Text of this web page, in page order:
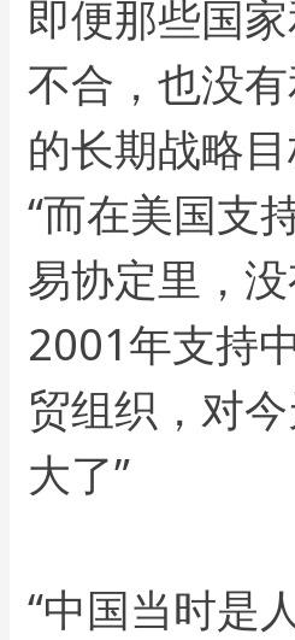
即便那些国
不合，也没
的长期战略
“而在美国支
易协定里，
2001年支持
贸组织，对
大了”
“中国当时是